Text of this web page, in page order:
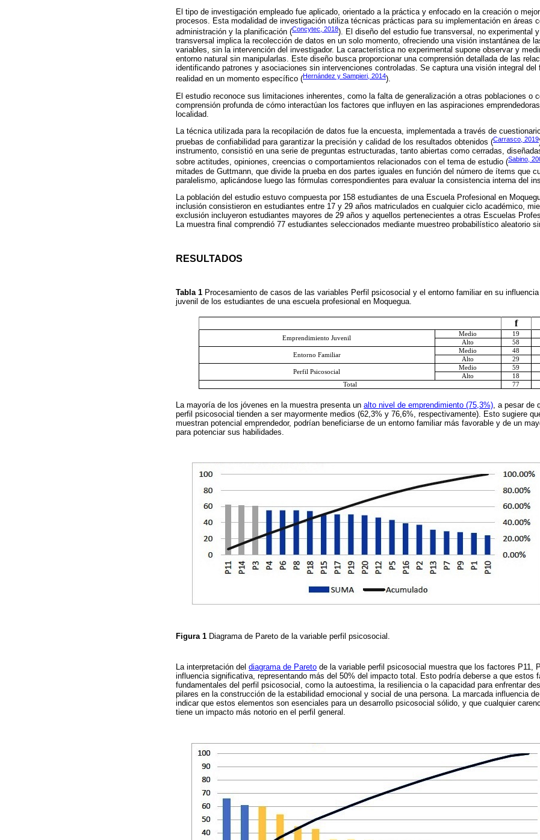
El tipo de investigación empleado fue aplicado, orientado a la práctica y enfocado en la creación o
procesos. Esta modalidad de investigación utiliza técnicas prácticas para su implementación en áreas
administración y la planificación (Concytec, 2018). El diseño del estudio fue transversal, no experimental
transversal implica la recolección de datos en un solo momento, ofreciendo una visión instantánea de
variables, sin la intervención del investigador. La característica no experimental supone observar y
entorno natural sin manipularlas. Este diseño busca proporcionar una comprensión detallada de las
identificando patrones y asociaciones sin intervenciones controladas. Se captura una visión integral del
realidad en un momento específico (Hernández y Sampieri, 2014).
El estudio reconoce sus limitaciones inherentes, como la falta de generalización a otras poblaciones o
comprensión profunda de cómo interactúan los factores que influyen en las aspiraciones
localidad.
La técnica utilizada para la recopilación de datos fue la encuesta, implementada a través de
pruebas de confiabilidad para garantizar la precisión y calidad de los resultados obtenidos (Carrasco, 2019
instrumento, consistió en una serie de preguntas estructuradas, tanto abiertas como cerradas,
sobre actitudes, opiniones, creencias o comportamientos relacionados con el tema de estudio (Sabino,
mitades de Guttmann, que divide la prueba en dos partes iguales en función del número de ítems que
paralelismo, aplicándose luego las fórmulas correspondientes para evaluar la consistencia interna del
La población del estudio estuvo compuesta por 158 estudiantes de una Escuela Profesional en
inclusión consistieron en estudiantes entre 17 y 29 años matriculados en cualquier ciclo académico,
exclusión incluyeron estudiantes mayores de 29 años y aquellos pertenecientes a otras Escuelas
La muestra final comprendió 77 estudiantes seleccionados mediante muestreo probabilístico aleatorio
RESULTADOS
Tabla 1 Procesamiento de casos de las variables Perfil psicosocial y el entorno familiar en su
juvenil de los estudiantes de una escuela profesional en Moquegua.
f
Emprendimiento Juvenil
Medio 19
Alto
58
Entorno Familiar
Medio 48
Alto
29
Perfil Psicosocial
Medio 59
Alto
18
Total
77
La mayoría de los jóvenes en la muestra presenta un alto nivel de emprendimiento (75,3%) , a pesar de
perfil psicosocial tienden a ser mayormente medios (62,3% y 76,6%, respectivamente). Esto sugiere
muestran potencial emprendedor, podrían beneficiarse de un entorno familiar más favorable y de un
para potenciar sus habilidades.
Figura 1 Diagrama de Pareto de la variable perfil psicosocial.
La interpretación del diagrama de Pareto de la variable perfil psicosocial muestra que los factores P11,
influencia significativa, representando más del 50% del impacto total. Esto podría deberse a que estos
fundamentales del perfil psicosocial, como la autoestima, la resiliencia o la capacidad para enfrentar
pilares en la construcción de la estabilidad emocional y social de una persona. La marcada influencia
indicar que estos elementos son esenciales para un desarrollo psicosocial sólido, y que cualquier
tiene un impacto más notorio en el perfil general.